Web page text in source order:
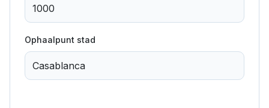
Ophaalpunt stad